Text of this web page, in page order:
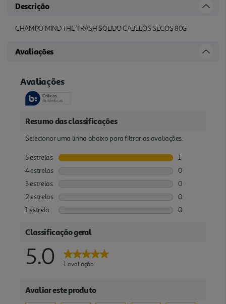
Descrição
CHAMPÔ MIND THE TRASH SÓLIDO CABELOS SECOS 80G
Avaliações